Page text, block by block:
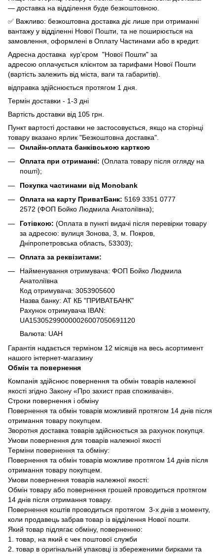
— доставка на відділення буде безкоштовною.
✅ Важливо: безкоштовна доставка діє лише при отриманні
вантажу у відділенні Нової Пошти, та не поширюється на
замовлення, оформлені в Оплату Частинами або в кредит.
Адресна доставка кур'єром "Нової Пошти" за
адресою оплачується клієнтом за тарифами Нової Пошти
(вартість залежить від міста, ваги та габаритів).
відправка здійснюється протягом 1 дня.
Термін доставки - 1-3 дні
Вартість доставки від 105 грн.
Пункт вартості доставки не застосовується, якщо на сторінці
товару вказано ярлик "Безкоштовна доставка".
Онлайн-оплата банківською карткою
Оплата при отриманні: (Оплата товару після огляду на
пошті);
Покупка частинами від Monobank
Оплата на карту ПриватБанк: 5169 3351 0777
2572 (ФОП Бойко Людмила Анатоліївна);
Готівкою: (Оплата в пункті видачі після перевірки товару
за адресою: вулиця Зонова, 3, м. Покров,
Дніпропетровська область, 53303);
Оплата за реквізитами:
Найменування отримувача: ФОП Бойко Людмила
Анатоліївна
Код отримувача: 3053905600
Назва банку: АТ КБ "ПРИВАТБАНК"
Рахунок отримувача IBAN:
UA153052990000026007050691120
Валюта: UAH
Гарантія надається терміном 12 місяців на весь асортимент
нашого інтернет-магазину
Обмін та повернення
Компанія здійснює повернення та обмін товарів належної
якості згідно Закону «Про захист прав споживачів».
Строки повернення і обміну
Повернення та обмін товарів можливий протягом 14 днів після
отримання товару покупцем.
Зворотня доставка товарів здійснюється за рахунок покупця.
Умови повернення для товарів належної якості
Терміни повернення та обміну:
Повернення та обмін товарів можливе протягом 14 днів після
отримання товару покупцем.
Умови повернення товарів належної якості:
Обмін товару або повернення грошей проводиться протягом
14 днів після отримання товару.
Повернення коштів проводиться протягом 3-х днів з моменту,
коли продавець забрав товар із відділення Нової пошти.
Який товар підлягає обміну, поверненню:
1. товар, на який є чек поштової служби
2. товар в оригінальній упаковці із збереженими бирками та